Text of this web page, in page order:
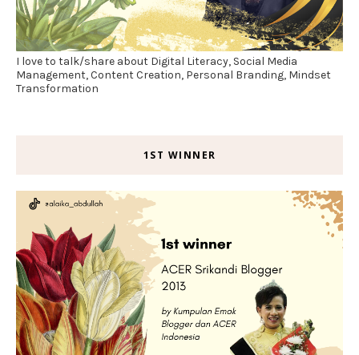
I love to talk/share about Digital Literacy, Social Media
Management, Content Creation, Personal Branding, Mindset
Transformation
1ST WINNER